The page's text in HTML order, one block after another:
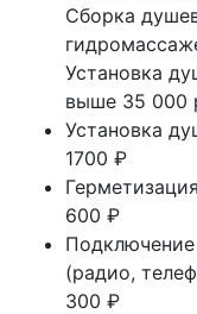
Сборка
Установка
выше 35 000
Установка
1700 ₽
600 ₽
Подключение
(радио,
300 ₽